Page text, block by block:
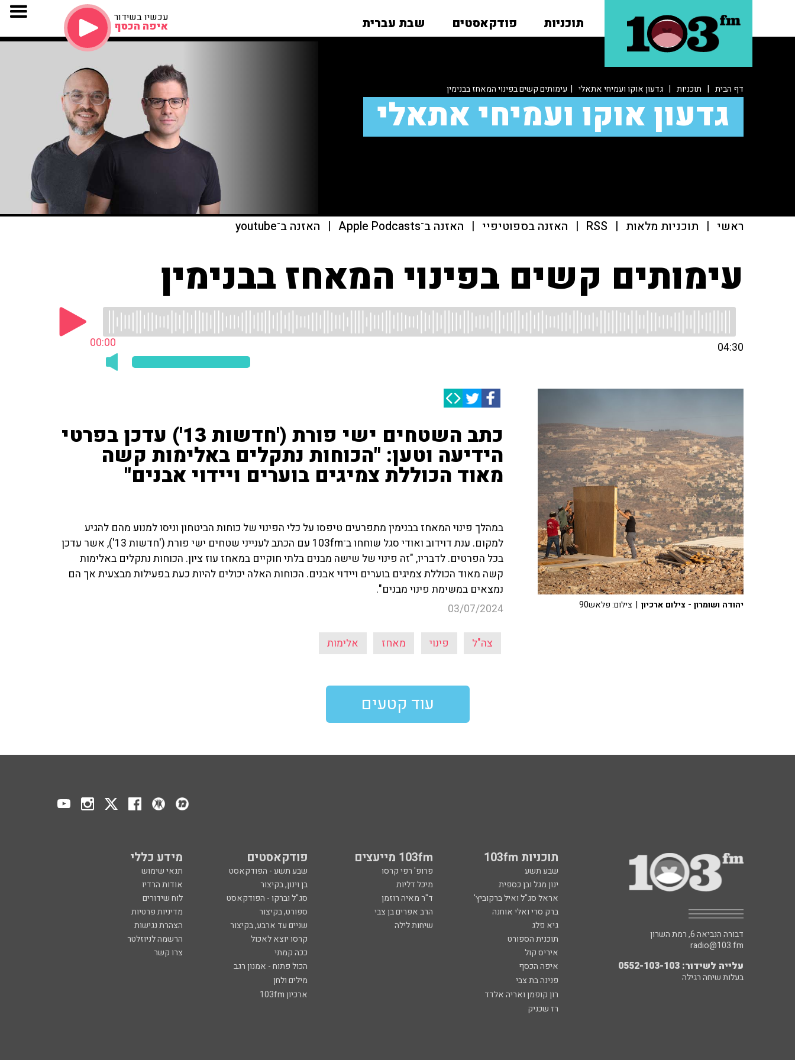
תוכניות פודקאסטים שבת עברית עכשיו בשידור
איפה הכסף
דף הבית | תוכניות | גדעון אוקו ועמיחי אתאלי | עימותים קשים בפינוי המאחז בבנימין
גדעון אוקו ועמיחי אתאלי
ראשי | תוכניות מלאות |
RSS
| האזנה בספוטיפיי | האזנה ב־Apple Podcasts | האזנה ב־youtube
עימותים קשים בפינוי המאחז בבנימין
00:00 04:30
כתב השטחים ישי פורת ('חדשות 13') עדכן בפרטי
הידיעה וטען: "הכוחות נתקלים באלימות קשה
מאוד הכוללת צמיגים בוערים ויידוי אבנים"
במהלך פינוי המאחז בבנימין מתפרעים טיפסו על כלי הפינוי של כוחות הביטחון וניסו למנוע מהם להגיע
למקום. ענת דוידוב ואודי סגל שוחחו ב־103fm עם הכתב לענייני שטחים ישי פורת ('חדשות 13'), אשר עדכן
בכל הפרטים. לדבריו, "זה פינוי של שישה מבנים בלתי חוקיים במאחז עוז ציון. הכוחות נתקלים באלימות
קשה מאוד הכוללת צמיגים בוערים ויידוי אבנים. הכוחות האלה יכולים להיות כעת בפעילות מבצעית אך הם
נמצאים במשימת פינוי מבנים".
03/07/2024
צה"ל פינוי מאחז אלימות
יהודה ושומרון - צילום ארכיון | צילום: פלאש90
עוד קטעים
תוכניות 103fm 103fm מייעצים פודקאסטים מידע כללי
שבע תשע פרופ' רפי קרסו שבע תשע - הפודקאסט
תנאי שימוש
ינון מגל ובן כספית
מיכל דליות בן וינון, בקיצור
אודות הרדיו
אראל סג"ל ואיל ברקוביץ'
ד"ר מאיה רוזמן סג"ל וברקו - הפודקאסט
לוח שידורים
ברק סרי ואלי אוחנה
הרב אפרים בן צבי ספורט, בקיצור
מדיניות פרטיות
גיא פלג
שיחות לילה שניים עד ארבע, בקיצור
הצהרת נגישות
תוכנית הספורט
קרסו יוצא לאכול
הרשמה לניוזלטר
איריס קול
ככה קמתי
צרו קשר
איפה הכסף
הכול פתוח - אמנון רגב
פנינה בת צבי
מילים ולחן
רון קופמן ואריה אלדד
ארכיון 103fm
רז שכניק
דבורה הנביאה 6, רמת השרון
radio@103.fm
עלייה לשידור: 0552-103-103
בעלות שיחה רגילה